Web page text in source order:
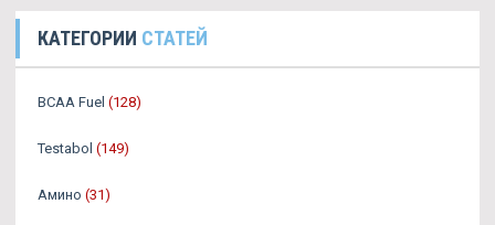
КАТЕГОРИИ СТАТЕЙ
BCAA Fuel (128)
Testabol (149)
Амино (31)